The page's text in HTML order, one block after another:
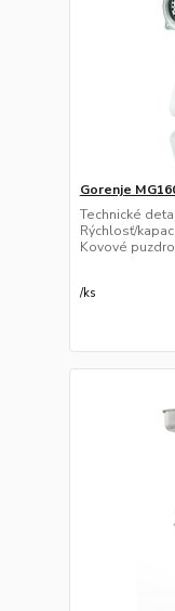
Gorenje
Technické
Rýchlosť/
Kovové
/ks